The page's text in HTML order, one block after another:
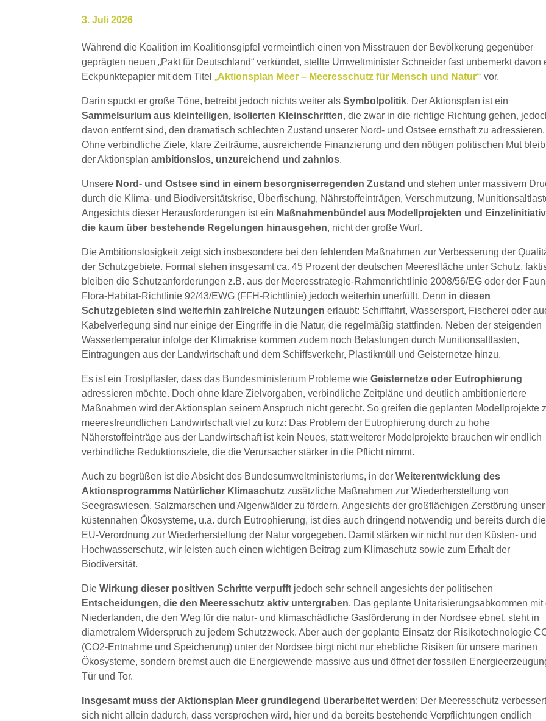
3. Juli 2026
Während die Koalition im Koalitionsgipfel vermeintlich einen von Misstrauen der Bevölkerung gegenüber
geprägten neuen „Pakt für Deutschland“ verkündet, stellte Umweltminister Schneider fast unbemerkt davon
Eckpunktepapier mit dem Titel„Aktionsplan Meer – Meeresschutz für Mensch und Natur“ vor.
Darin spuckt er große Töne, betreibt jedoch nichts weiter alsSymbolpolitik. Der Aktionsplan ist ein
Sammelsurium aus kleinteiligen, isolierten Kleinschritten, die zwar in die richtige Richtung gehen,
davon entfernt sind, den dramatisch schlechten Zustand unserer Nord- und Ostsee ernsthaft zu adressieren.
Ohne verbindliche Ziele, klare Zeiträume, ausreichende Finanzierung und den nötigen politischen Mut
der Aktionsplanambitionslos, unzureichend und zahnlos.
Unsere Nord- und Ostsee sind in einem besorgniserregenden Zustand und stehen unter massivem
durch die Klima- und Biodiversitätskrise, Überfischung, Nährstoffeinträgen, Verschmutzung,
Angesichts dieser Herausforderungen ist ein Maßnahmenbündel aus Modellprojekten und
die kaum über bestehende Regelungen hinausgehen, nicht der große Wurf.
Die Ambitionslosigkeit zeigt sich insbesondere bei den fehlenden Maßnahmen zur Verbesserung der
der Schutzgebiete. Formal stehen insgesamt ca. 45 Prozent der deutschen Meeresfläche unter Schutz,
bleiben die Schutzanforderungen z.B. aus der Meeresstrategie-Rahmenrichtlinie 2008/56/EG oder der
Flora-Habitat-Richtlinie 92/43/EWG (FFH-Richtlinie) jedoch weiterhin unerfüllt. Denn in diesen
Schutzgebieten sind weiterhin zahlreiche Nutzungenerlaubt: Schifffahrt, Wassersport, Fischerei oder
Kabelverlegung sind nur einige der Eingriffe in die Natur, die regelmäßig stattfinden. Neben der steigenden
Wassertemperatur infolge der Klimakrise kommen zudem noch Belastungen durch Munitionsaltlasten,
Eintragungen aus der Landwirtschaft und dem Schiffsverkehr, Plastikmüll und Geisternetze hinzu.
Es ist ein Trostpflaster, dass das Bundesministerium Probleme wieGeisternetze oder Eutrophierung
adressieren möchte. Doch ohne klare Zielvorgaben, verbindliche Zeitpläne und deutlich ambitioniertere
Maßnahmen wird der Aktionsplan seinem Anspruch nicht gerecht. So greifen die geplanten Modellprojekte
meeresfreundlichen Landwirtschaft viel zu kurz: Das Problem der Eutrophierung durch zu hohe
Näherstoffeinträge aus der Landwirtschaft ist kein Neues, statt weiterer Modelprojekte brauchen wir endlich
verbindliche Reduktionsziele, die die Verursacher stärker in die Pflicht nimmt.
Auch zu begrüßen ist die Absicht des Bundesumweltministeriums, in derWeiterentwicklung des
Aktionsprogramms Natürlicher Klimaschutz zusätzliche Maßnahmen zur Wiederherstellung von
Seegraswiesen, Salzmarschen und Algenwälder zu fördern. Angesichts der großflächigen Zerstörung unser
küstennahen Ökosysteme, u.a. durch Eutrophierung, ist dies auch dringend notwendig und bereits durch die
EU-Verordnung zur Wiederherstellung der Natur vorgegeben. Damit stärken wir nicht nur den Küsten- und
Hochwasserschutz, wir leisten auch einen wichtigen Beitrag zum Klimaschutz sowie zum Erhalt der
Biodiversität.
DieWirkung dieser positiven Schritte verpufft jedoch sehr schnell angesichts der politischen
Entscheidungen, die den Meeresschutz aktiv untergraben. Das geplante Unitarisierungsabkommen mit
Niederlanden, die den Weg für die natur- und klimaschädliche Gasförderung in der Nordsee ebnet, steht in
diametralem Widerspruch zu jedem Schutzzweck. Aber auch der geplante Einsatz der Risikotechnologie
(CO2-Entnahme und Speicherung) unter der Nordsee birgt nicht nur ehebliche Risiken für unsere marinen
Ökosysteme, sondern bremst auch die Energiewende massive aus und öffnet der fossilen
Tür und Tor.
Insgesamt muss der Aktionsplan Meer grundlegend überarbeitet werden: Der Meeresschutz
sich nicht allein dadurch, dass versprochen wird, hier und da bereits bestehende Verpflichtungen endlich